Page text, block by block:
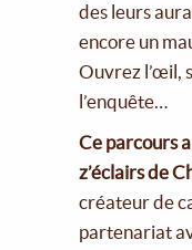
des leurs
encore un
Ouvrez l’œil,
l’enquête…
Ce parcours
z’éclairs de
créateur de
partenariat